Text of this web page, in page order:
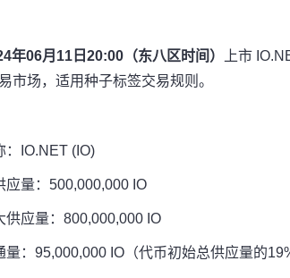
年06月11日20:00（东八区时间）
上市
市场，适用种子标签交易规则。
：IO.NET (IO)
应量：500,000,000 IO
供应量：800,000,000 IO
量：95,000,000 IO（代币初始总供应量的